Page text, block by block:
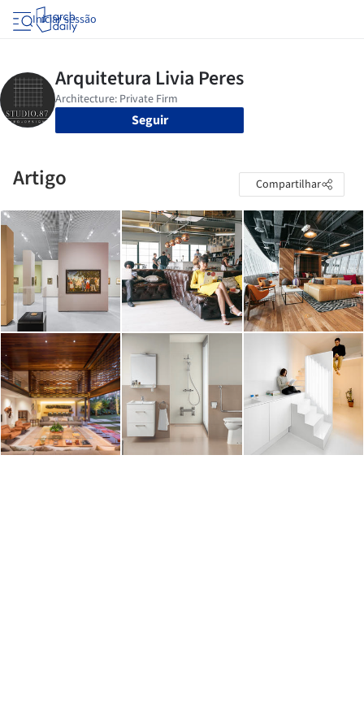
Iniciar sessão
Seguir
Artigo Compartilhar